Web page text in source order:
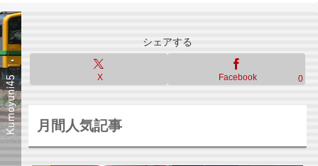
シェアする
X Facebook 0
月間人気記事